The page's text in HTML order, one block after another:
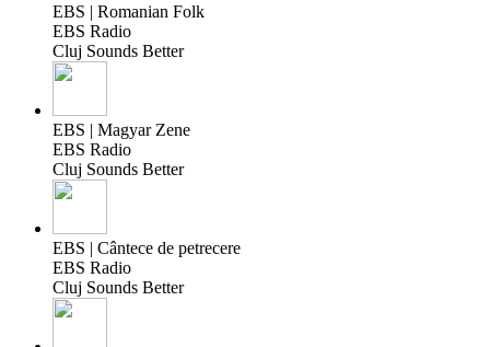
EBS | Romanian Folk
EBS Radio
Cluj Sounds Better
EBS | Magyar Zene
EBS Radio
Cluj Sounds Better
EBS | Cântece de petrecere
EBS Radio
Cluj Sounds Better